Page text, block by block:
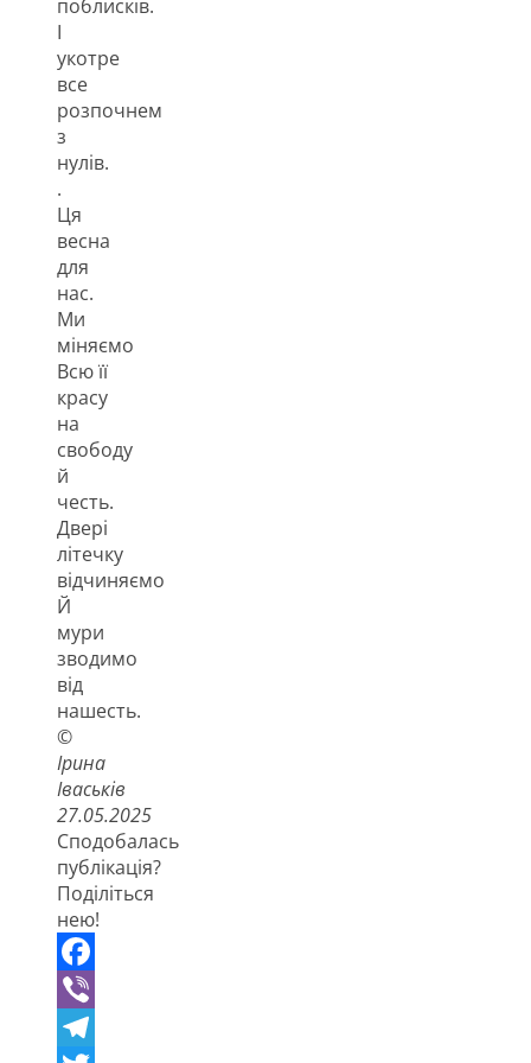
поблисків.
І
укотре
все
розпочнем
з
нулів.
.
Ця
весна
для
нас.
Ми
міняємо
Всю її
красу
на
свободу
й
честь.
Двері
літечку
відчиняємо
Й
мури
зводимо
від
нашесть.
©
Ірина
Іваськів
27.05.2025
Сподобалась
публікація?
Поділіться
нею!
Facebook
Viber